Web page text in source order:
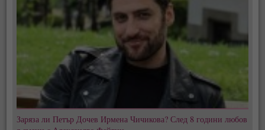
Заряза ли Петър Дочев Ирмена Чичикова? След 8 години любов